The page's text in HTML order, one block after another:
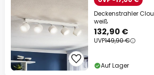
Deckenstrahler
weiß
132,90 €
UVP149,90 €
Auf Lager